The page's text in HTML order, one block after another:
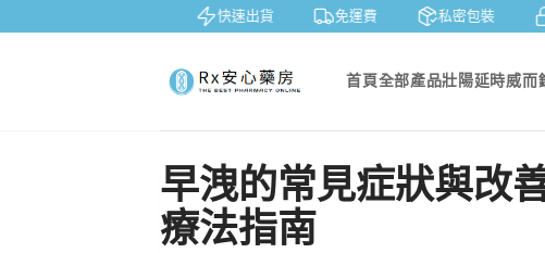
快速出貨 免運費 私密包裝
首頁全部產品壯陽延時威而
早洩的常見症狀與改
療法指南